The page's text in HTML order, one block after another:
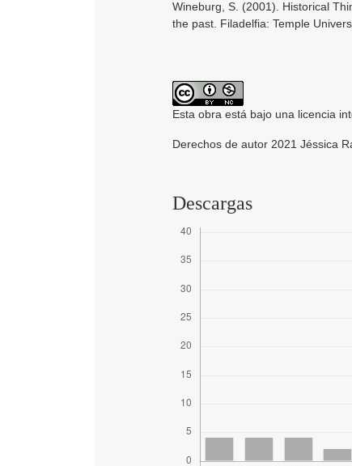
Wineburg, S. (2001). Historical
the past. Filadelfia: Temple
Esta obra está bajo una licencia
Derechos de autor 2021 Jéssica
Descargas